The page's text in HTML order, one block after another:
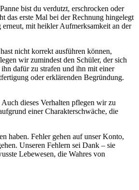
bist du verdutzt, erschrocken oder
das erste Mal bei der Rechnung hingelegt
mit heikler Aufmerksamkeit an der
nicht korrekt ausführen können,
wir zumindest den Schüler, der sich
dafür zu strafen und ihn mit einer
oder erklärenden Begründung.
dieses Verhalten pflegen wir zu
einer Charakterschwäche, die
haben. Fehler gehen auf unser Konto,
Unseren Fehlern sei Dank – sie
Lebewesen, die Wahres von